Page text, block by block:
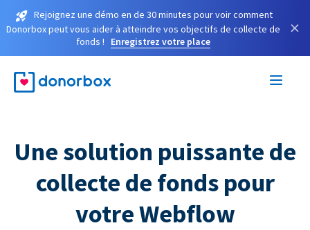
Rejoignez une démo en de 30 minutes pour voir comment
Donorbox peut vous aider à atteindre vos objectifs de collecte de
fonds !
Enregistrez votre place
×
Une solution puissante de
collecte de fonds pour
votre Webflow